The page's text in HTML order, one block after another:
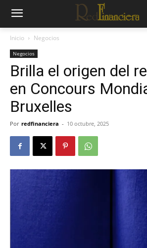
Inicio Negocios
Negocios
Brilla el origen del
en Concours
Bruxelles
Por redfinanciera - 10 octubre, 2025